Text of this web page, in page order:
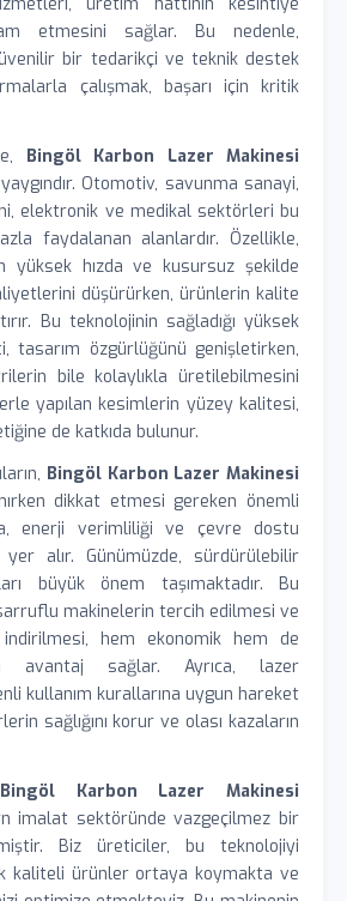
etmesini sağlar. Bu nedenle,
bir tedarikçi ve teknik destek
çalışmak, başarı için kritik
Bingöl Karbon Lazer Makinesi
Otomotiv, savunma sanayi,
elektronik ve medikal sektörleri bu
faydalanan alanlardır. Özellikle,
yüksek hızda ve kusursuz şekilde
düşürürken, ürünlerin kalite
Bu teknolojinin sağladığı yüksek
tasarım özgürlüğünü genişletirken,
bile kolaylıkla üretilebilmesini
yapılan kesimlerin yüzey kalitesi,
de katkıda bulunur.
Bingöl Karbon Lazer Makinesi
dikkat etmesi gereken önemli
enerji verimliliği ve çevre dostu
yer alır. Günümüzde, sürdürülebilir
büyük önem taşımaktadır. Bu
makinelerin tercih edilmesi ve
hem ekonomik hem de
avantaj sağlar. Ayrıca, lazer
kullanım kurallarına uygun hareket
sağlığını korur ve olası kazaların
Bingöl Karbon Lazer Makinesi
imalat sektöründe vazgeçilmez bir
Biz üreticiler, bu teknolojiyi
kaliteli ürünler ortaya koymakta ve